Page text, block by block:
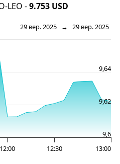
LEO -9.753 USD
29 вер. 2025 → 29 вер. 2025
12:00 12:30 13:00
9,6
9,62
9,64